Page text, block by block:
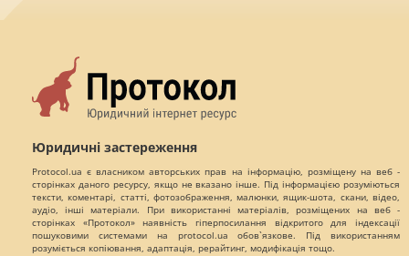
Юридичні застереження
Protocol.ua є власником авторських прав на інформацію, розміщену на веб -
сторінках даного ресурсу, якщо не вказано інше. Під інформацією розуміються
тексти, коментарі, статті, фотозображення, малюнки, ящик-шота, скани, відео,
аудіо, інші матеріали. При використанні матеріалів, розміщених на веб -
сторінках «Протокол» наявність гіперпосилання відкритого для індексації
пошуковими системами на protocol.ua обов`язкове. Під використанням
розуміється копіювання, адаптація, рерайтинг, модифікація тощо.